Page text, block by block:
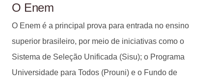
O Enem
O Enem é a principal prova para entrada no ensino
superior brasileiro, por meio de iniciativas como o
Sistema de Seleção Unificada (Sisu); o Programa
Universidade para Todos (Prouni) e o Fundo de